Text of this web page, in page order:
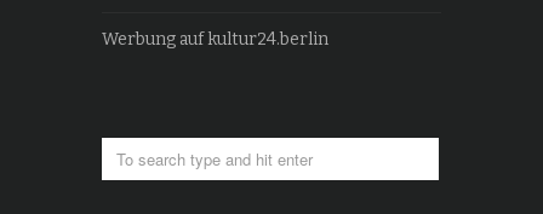
Werbung auf kultur24.berlin